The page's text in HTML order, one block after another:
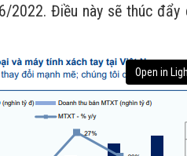
2022. Điều này sẽ thúc
Open in